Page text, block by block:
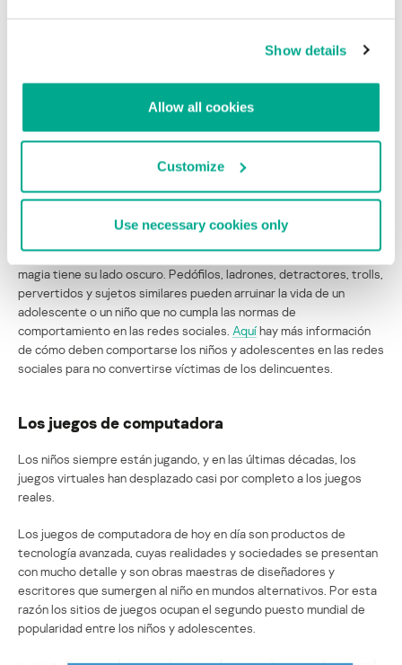
Show details
Allow all cookies
Customize
Use necessary cookies only
Los sistemas de comunicación por Internet gozan de mayor
China, Alemania y el Reino Unido.
y en Alemania y el Reino Unido, a la integración de las tecnologías
móviles y los teléfonos inteligentes en la vida cotidiana de los
Todo esto está muy bien, la tecnología hace que nuestro mundo
sea más cómodo, y la comunicación en tiempo real con una persona
que está al otro lado del mundo parece cosa de magia. Pero toda
magia tiene su lado oscuro. Pedófilos, ladrones, detractores, trolls,
pervertidos y sujetos similares pueden arruinar la vida de un
adolescente o un niño que no cumpla las normas de
comportamiento en las redes sociales. Aquíhay más información
de cómo deben comportarse los niños y adolescentes en las redes
sociales para no convertirse víctimas de los delincuentes.
Los juegos de computadora
Los niños siempre están jugando, y en las últimas décadas, los
juegos virtuales han desplazado casi por completo a los juegos
reales.
Los juegos de computadora de hoy en día son productos de
tecnología avanzada, cuyas realidades y sociedades se presentan
con mucho detalle y son obras maestras de diseñadores y
escritores que sumergen al niño en mundos alternativos. Por esta
razón los sitios de juegos ocupan el segundo puesto mundial de
popularidad entre los niños y adolescentes.